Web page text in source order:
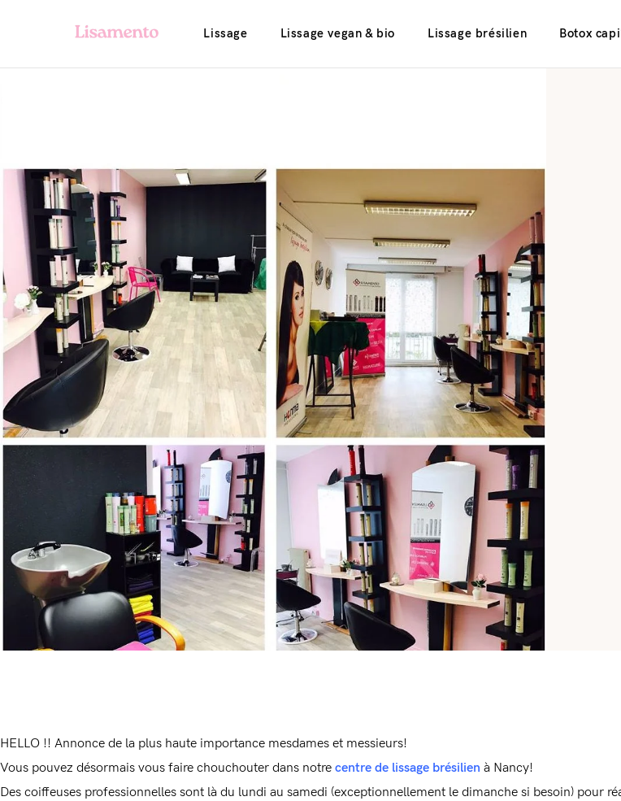
Lissage Lissage vegan & bio Lissage brésilien Botox
HELLO !! Annonce de la plus haute importance mesdames et messieurs!
Vous pouvez désormais vous faire chouchouter dans notre centre de lissage brésilien à Nancy!
Des coiffeuses professionnelles sont là du lundi au samedi (exceptionnellement le dimanche si besoin) pour